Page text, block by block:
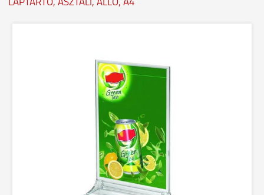
LAPTARTÓ, ASZTALI, ÁLLÓ, A4